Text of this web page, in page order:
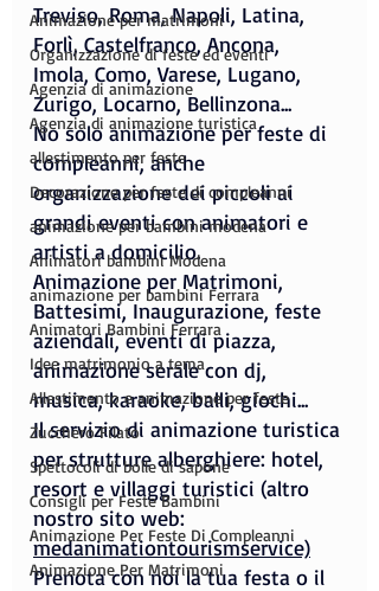
Animazione per matrimoni
Organizzazione di feste ed eventi
Agenzia di animazione
Agenzia di animazione turistica
allestimento per feste
Decorazione per feste di compleanni
animazione per bambini modena
Animatori bambini Modena
animazione per bambini Ferrara
Animatori Bambini Ferrara
Idee matrimonio a tema
Allestimento e animazione per feste
Zucchero Filato
Spettocoli di bolle di sapone
Consigli per Feste Bambini
Animazione Per Feste Di Compleanni
Animazione Per Matrimoni
Treviso, Roma, Napoli, Latina,
Forlì, Castelfranco, Ancona,
Imola, Como, Varese, Lugano,
Zurigo, Locarno, Bellinzona...
No solo animazione per feste di
compleanni, anche
organizzazione dei piccoli ai
grandi eventi con animatori e
artisti a domicilio.
Animazione per Matrimoni,
Battesimi, Inaugurazione, feste
aziendali, eventi di piazza,
animazione serale con dj,
musica, karaoke, balli, giochi...
Il servizio di animazione turistica
per strutture alberghiere: hotel,
resort e villaggi turistici (altro
nostro sito web:
medanimationtourismservice)
Prenota con noi la tua festa o il